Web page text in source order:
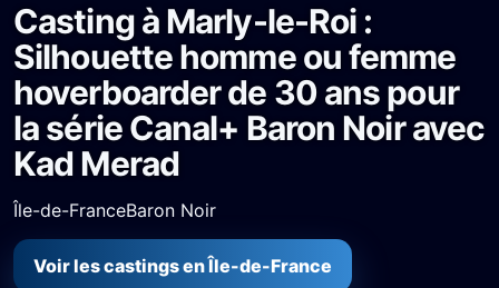
Casting à Marly-le-Roi :
Silhouette homme ou femme
hoverboarder de 30 ans pour
la série Canal+ Baron Noir avec
Kad Merad
Île-de-FranceBaron Noir
Voir les castings en Île-de-France